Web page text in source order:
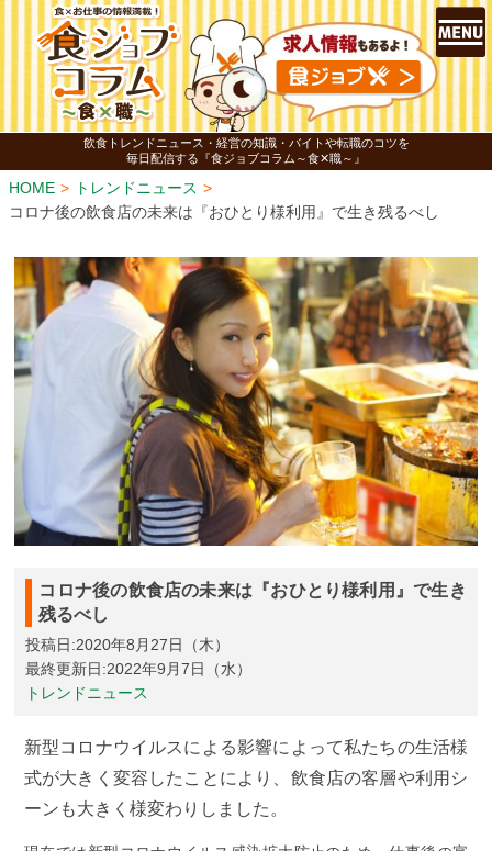
飲食トレンドニュース・経営の知識・バイトや転職のコツを
毎日配信する『食ジョブコラム～食✕職～』
HOME
トレンドニュース
コロナ後の飲食店の未来は『おひとり様利用』で生き残るべし
コロナ後の飲食店の未来は『おひとり様利用』で生き
残るべし
投稿日:2020年8月27日（木）
最終更新日:2022年9月7日（水）
トレンドニュース
新型コロナウイルスによる影響によって私たちの生活様
式が大きく変容したことにより、飲食店の客層や利用シ
ーンも大きく様変わりしました。